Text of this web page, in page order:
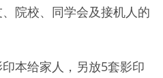
院校、同学会及接机人的
本给家人，另放5套影印